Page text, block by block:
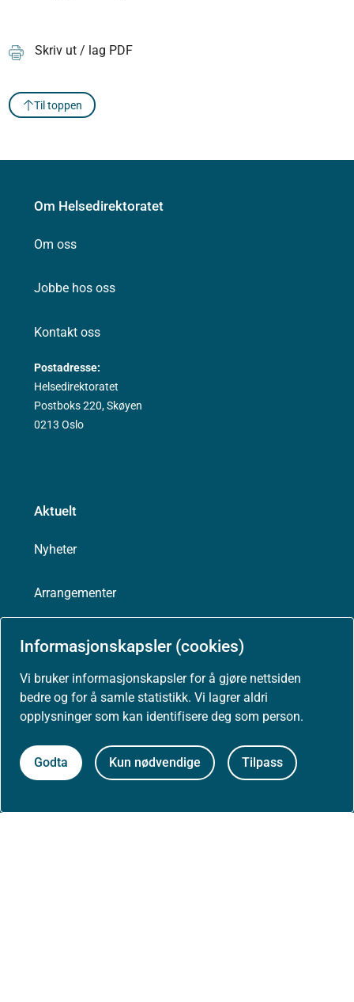
Informasjonskapsler (cookies)
Vi bruker informasjonskapsler for å gjøre nettsiden
bedre og for å samle statistikk. Vi lagrer aldri
opplysninger som kan identifisere deg som person.
Godta Kun nødvendige Tilpass
Skriv ut / lag PDF
Til toppen
Om Helsedirektoratet
Om oss
Jobbe hos oss
Kontakt oss
Postadresse:
Helsedirektoratet
Postboks 220, Skøyen
0213 Oslo
Aktuelt
Nyheter
Arrangementer
Høringer
Presse
Om nettstedet
Personvernerklæring